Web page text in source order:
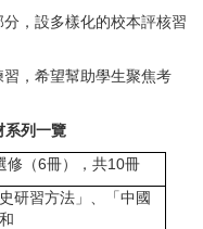
，設多樣化的校本評核習
，希望幫助學生聚焦考
系列一覽
修（6冊），共10冊
研習方法」、「中國